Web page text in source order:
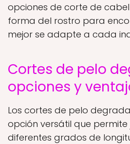
opciones de corte de
forma del rostro para
mejor se adapte a cada
Cortes de pelo
opciones y
Los cortes de pelo
opción versátil que
diferentes grados de